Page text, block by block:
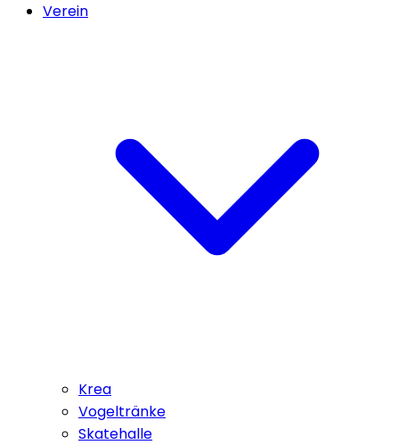
Verein
Krea
Vogeltränke
Skatehalle